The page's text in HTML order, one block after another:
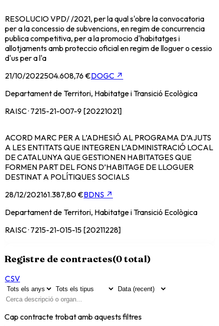
RESOLUCIO VPD/ /2021, per la qual s'obre la convocatoria
per a la concessio de subvencions, en regim de concurrencia
publica competitiva, per a la promocio d'habitatges i
allotjaments amb proteccio oficial en regim de lloguer o cessio
d'us per a l'a
21/10/2022504.608,76 €DOGC ↗
Departament de Territori, Habitatge i Transició Ecològica
RAISC · 7215-21-007-9 [20221021]
ACORD MARC PER A L’ADHESIÓ AL PROGRAMA D’AJUTS
A LES ENTITATS QUE INTEGREN L’ADMINISTRACIÓ LOCAL
DE CATALUNYA QUE GESTIONEN HABITATGES QUE
FORMEN PART DEL FONS D’HABITAGE DE LLOGUER
DESTINAT A POLÍTIQUES SOCIALS
28/12/202161.387,80 €BDNS ↗
Departament de Territori, Habitatge i Transició Ecològica
RAISC · 7215-21-015-15 [20211228]
Registre de contractes(0total)
CSV
Cap contracte trobat amb aquests filtres